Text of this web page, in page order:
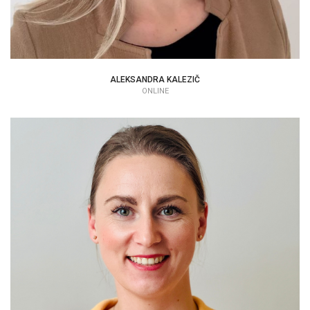
ALEKSANDRA KALEZIČ
ONLINE
VERONIKA HATALOVÁ